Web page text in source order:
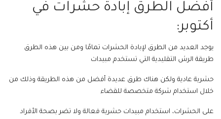
أفضل الطرق إبادة حشرات في
أكتوبر:
يوجد العديد من الطرق لإبادة الحشرات تمامًا ومن بين هذه الطرق
طريقة الرش التقليدية التي تستخدم مبيدات
حشرية عادية ولكن هناك طرق عديدة أفضل من هذه الطريقة وذلك من
خلال استخدام شركة متخصصة للقضاء
على الحشرات، استخدام مبيدات حشرية فعالة ولا تضر بصحة الأفراد